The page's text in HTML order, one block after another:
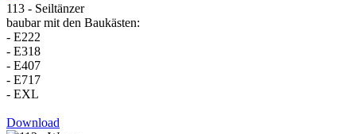
113 - Seiltänzer
baubar mit den Baukästen:
- E222
- E318
- E407
- E717
- EXL
Download